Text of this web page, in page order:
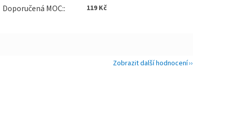
Doporučená MOC: 119 Kč
Zobrazit další hodnocení